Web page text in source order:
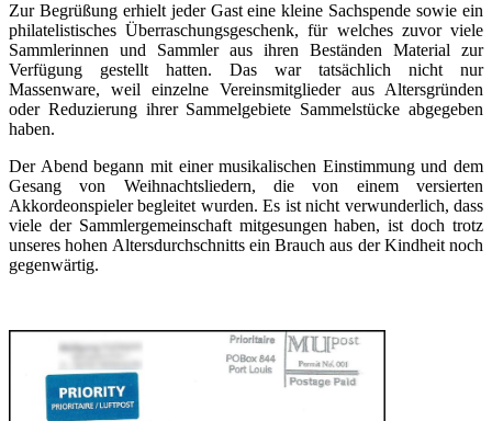
Zur Begrüßung erhielt jeder Gast eine kleine Sachspende sowie ein
philatelistisches Überraschungsgeschenk, für welches zuvor viele
Sammlerinnen und Sammler aus ihren Beständen Material zur
Verfügung gestellt hatten. Das war tatsächlich nicht nur
Massenware, weil einzelne Vereinsmitglieder aus Altersgründen
oder Reduzierung ihrer Sammelgebiete Sammelstücke abgegeben
haben.
Der Abend begann mit einer musikalischen Einstimmung und dem
Gesang von Weihnachtsliedern, die von einem versierten
Akkordeonspieler begleitet wurden. Es ist nicht verwunderlich, dass
viele der Sammlergemeinschaft mitgesungen haben, ist doch trotz
unseres hohen Altersdurchschnitts ein Brauch aus der Kindheit noch
gegenwärtig.